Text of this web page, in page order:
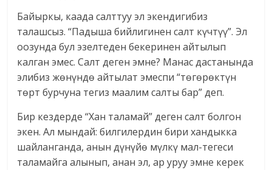
Байыркы, каада салттуу эл экендигибиз
талашсыз. “Падыша бийлигинен салт күчтүү”. Эл
оозунда бул эзелтеден бекеринен айтылып
калган эмес. Салт деген эмне? Манас дастанында
элибиз жөнүндө айтылат эмеспи “төгөрөктүн
төрт бурчуна тегиз маалим салты бар” деп.
Бир кездерде “Хан таламай” деген салт болгон
экен. Ал мындай: билгилердин бири хандыкка
шайланганда, анын дүнүйө мүлкү мал-тегеси
таламайга алынып, анан эл, ар уруу эмне керек